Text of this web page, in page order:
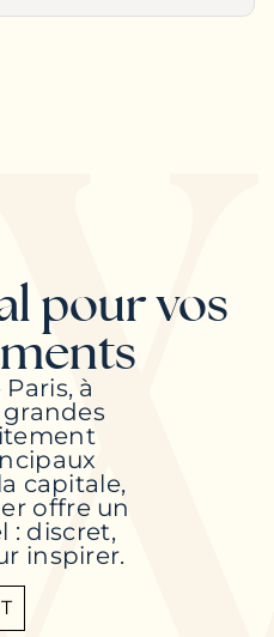
pour vos
à
capitale,
offre un
: discret,
inspirer.